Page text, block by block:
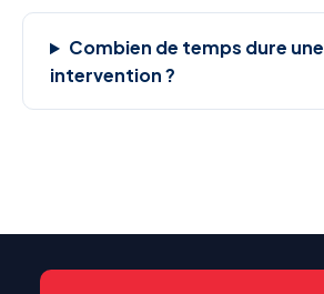
Combien de temps dure une
intervention ?